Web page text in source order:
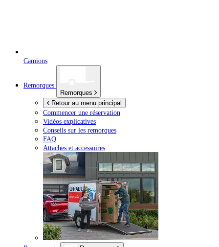
Camions
Remorques
Remorques
Retour au menu principal
Commencer une réservation
Vidéos explicatives
Conseils sur les remorques
FAQ
Attaches et accessoires